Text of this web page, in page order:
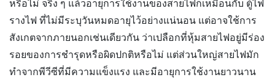
หรือไม่ จริง ๆ แล้วอายุการใช้งานของสายไฟก็เหมือนกับ ตู้ไฟ
รางไฟ ที่ไม่มีระบุวันหมดอายุไว้อย่างแน่นอน แต่อาจใช้การ
สังเกตจากภายนอกเช่นเดียวกัน ว่าเปลือกที่หุ้มสายไฟอยู่มีร่อง
รอยของการชำรุดหรือผิดปกติหรือไม่ แต่ส่วนใหญ่สายไฟมัก
ทำจากพีวีซีที่มีความแข็งแรง และมีอายุการใช้งานยาวนาน